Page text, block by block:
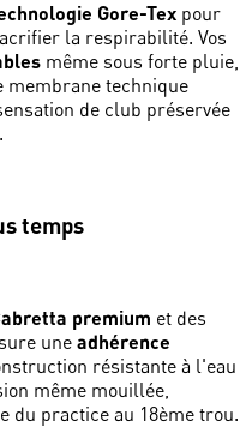
Gore-Tex pour
la respirabilité. Vos
même sous forte pluie,
membrane technique
de club préservée
temps
premium et des
une adhérence
résistante à l'eau
même mouillée,
du practice au 18ème trou.